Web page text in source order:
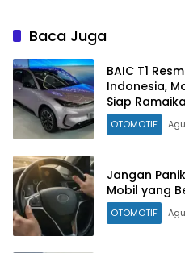
Baca Juga
BAIC T1
Indonesia,
Siap
OTOMOTIF
Jangan
Mobil yang
OTOMOTIF